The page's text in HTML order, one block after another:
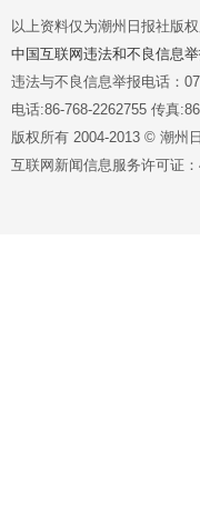
以上资料仅为潮州日报社版
中国互联网违法和不良信息
违法与不良信息举报电话：
电话:86-768-2262755 传真
版权所有 2004-2013 © 潮州
互联网新闻信息服务许可证